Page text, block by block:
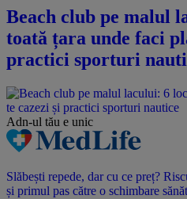
Beach club pe malul
toată țara unde faci
practici sporturi
Adn-ul tău e unic
Slăbești repede, dar cu ce preț?
și primul pas către o schimbare